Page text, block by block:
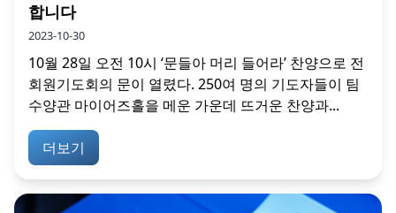
합니다
2023-10-30
10월 28일 오전 10시 ‘문들아 머리 들어라’ 찬양으로 전
회원기도회의 문이 열렸다. 250여 명의 기도자들이 팀
수양관 마이어즈홀을 메운 가운데 뜨거운 찬양과...
더보기